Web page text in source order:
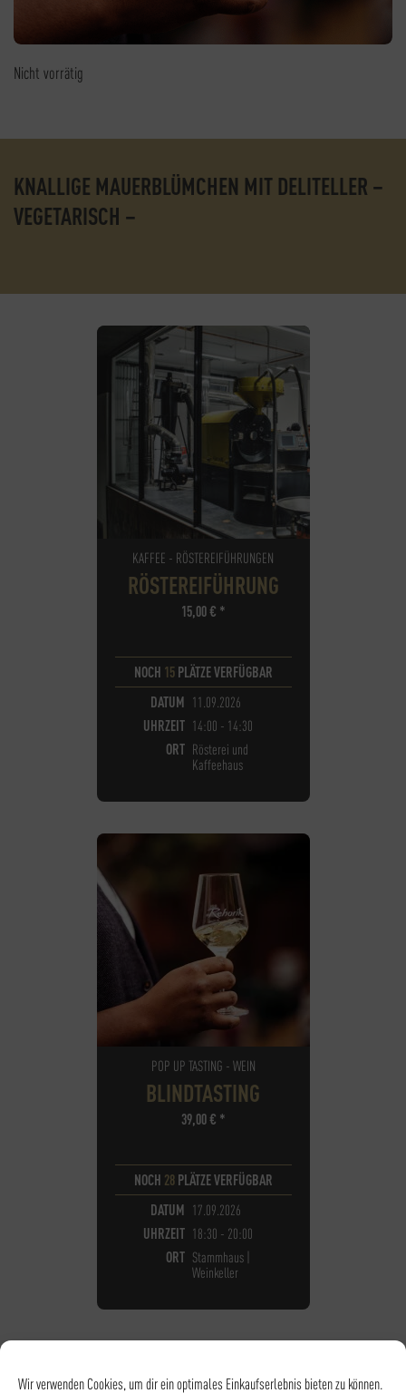
Wir verwenden Cookies, um dir ein optimales Einkaufserlebnis bieten zu können.
Nicht vorrätig
KNALLIGE MAUERBLÜMCHEN MIT DELITELLER –
VEGETARISCH –
KAFFEE - RÖSTEREIFÜHRUNGEN
RÖSTEREIFÜHRUNG
15,00€ *
NOCH 15PLÄTZE VERFÜGBAR
DATUM 11.09.2026
UHRZEIT 14:00 - 14:30
ORT Rösterei und
Kaffeehaus
POP UP TASTING - WEIN
BLINDTASTING
39,00€ *
NOCH 28PLÄTZE VERFÜGBAR
DATUM 17.09.2026
UHRZEIT 18:30 - 20:00
ORT Stammhaus |
Weinkeller